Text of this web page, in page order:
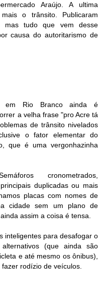
Araújo. A ultima
o trânsito. Publicaram
mas tudo que vem desse
causa do autoritarismo de
em Rio Branco ainda é
a velha frase "pro Acre tá
de trânsito nivelados
o fator elementar do
que é uma vergonhazinha
cronometrados,
duplicadas ou mais
placas com nomes de
cidade sem um plano de
assim a coisa é tensa.
inteligentes para desafogar o
(que ainda são
e até mesmo os ônibus),
rodízio de veículos.